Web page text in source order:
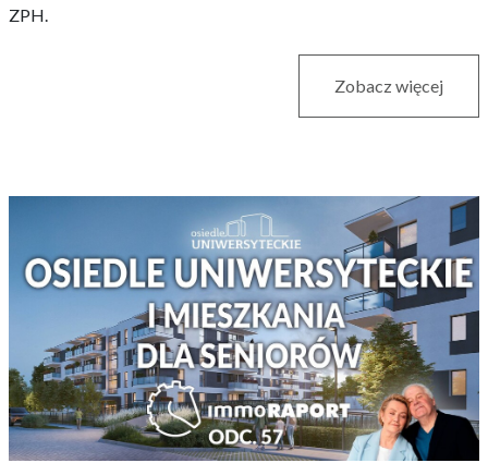
ZPH.
Zobacz więcej